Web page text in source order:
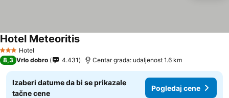
3 Zvezdice
Hotel
Hotel Meteoritis
8,3 Vrlo dobro 4.431 Centar grada: udaljenost 1.6 km
Izaberi datume da bi se prikazale
tačne cene
Pogledaj cene